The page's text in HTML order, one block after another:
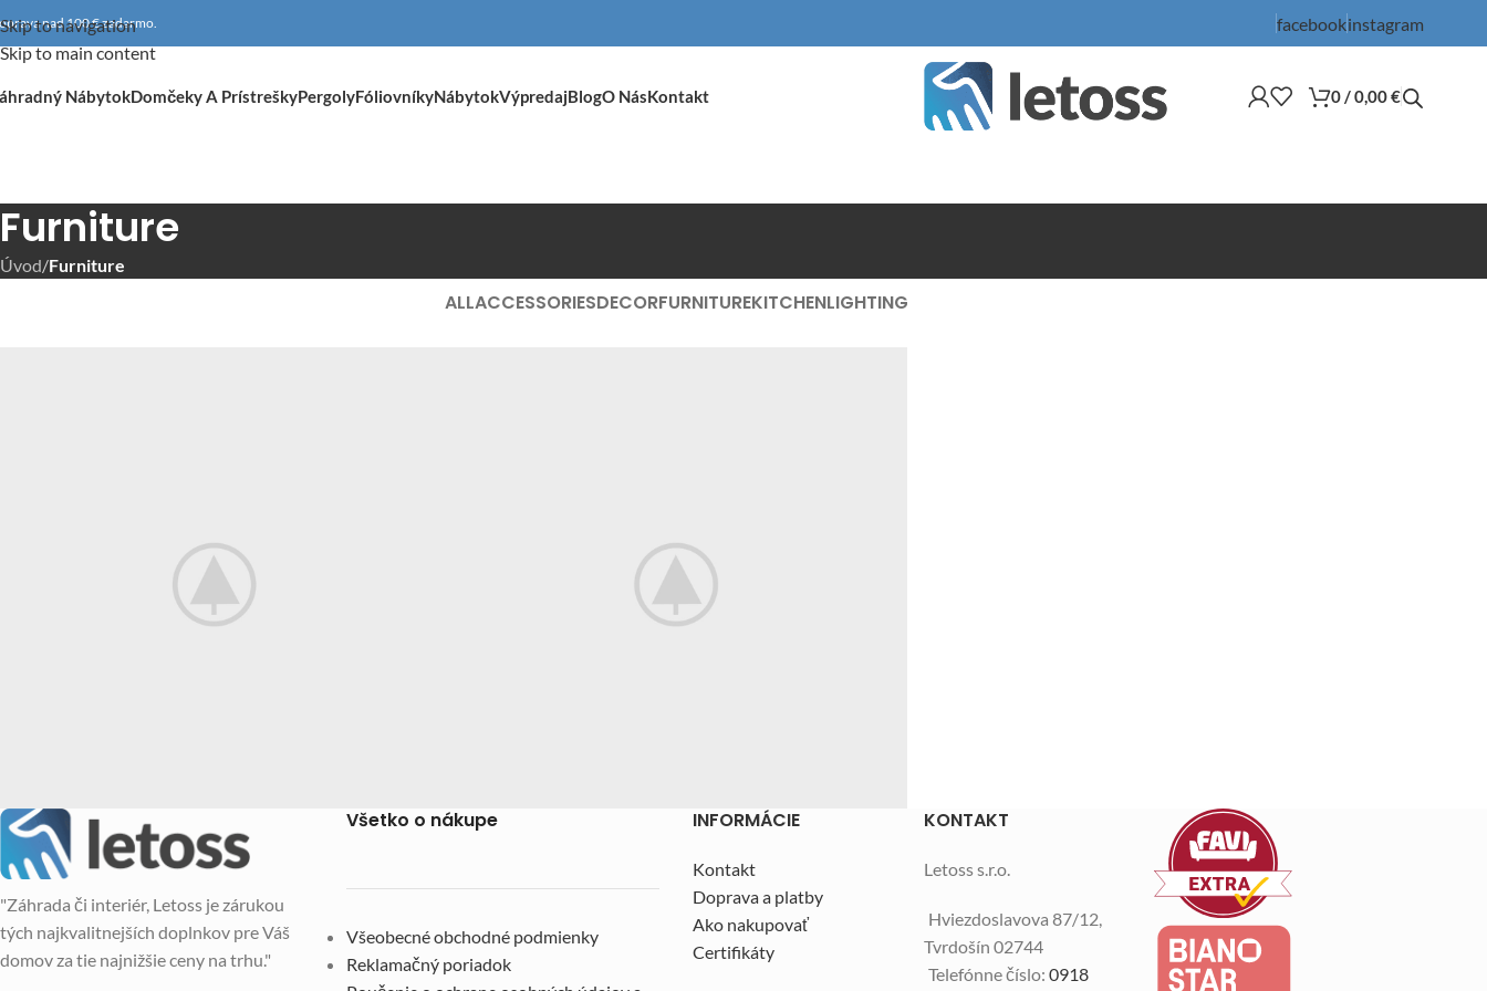
Skip to navigation
Skip to main content
nad 100 € zadarmo. facebookinstagram
NábytokDomčeky A PrístreškyPergolyFóliovníkyNábytokVýpredajBlogO NásKontakt 0 /0,00€
Furniture
Úvod/Furniture
ALLACCESSORIESDECORFURNITUREKITCHENLIGHTING
Furniture
Netus eu mollis hac dignis A lacus bibendum pulvinar
"Záhrada či interiér, Letoss je zárukou
tých najkvalitnejších doplnkov pre Váš
domov za tie najnižšie ceny na trhu."
Všetko o nákupe
Všeobecné obchodné podmienky
Reklamačný poriadok
INFORMÁCIE
Kontakt
Doprava a platby
Ako nakupovať
Certifikáty
KONTAKT
Letoss s.r.o.
Hviezdoslavova 87/12,
Tvrdošín 02744
Telefónne číslo: 0918